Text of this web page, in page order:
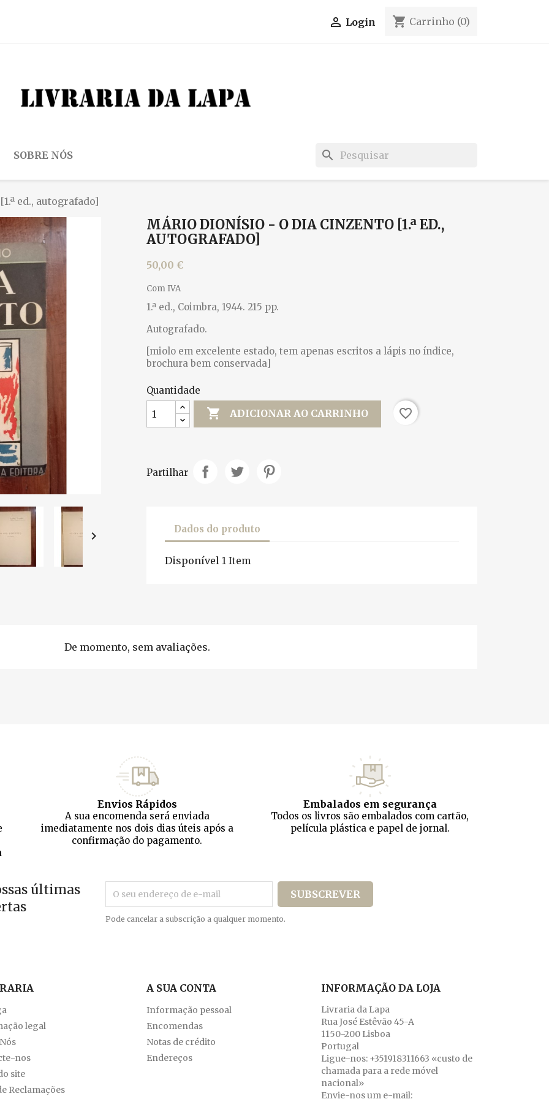
 Login shopping_cart Carrinho (0)
SOBRE NÓS search
ed., autografado]

MÁRIO DIONÍSIO - O DIA CINZENTO [1.ª ED.,
AUTOGRAFADO]
50,00 €
Com IVA
1.ª ed., Coimbra, 1944. 215 pp.
Autografado.
[miolo em excelente estado, tem apenas escritos a lápis no índice,
brochura bem conservada]
Quantidade
 ADICIONAR AO CARRINHO favorite_border
Partilhar
Dados do produto
Disponível 1 Item
De momento, sem avaliações.
Envios Rápidos
A sua encomenda será enviada
imediatamente nos dois dias úteis após a
confirmação do pagamento.
Embalados em segurança
Todos os livros são embalados com cartão,
película plástica e papel de jornal.
últimas
Pode cancelar a subscrição a qualquer momento.
legal
nos
site
Reclamações
A SUA CONTA
Informação pessoal
Encomendas
Notas de crédito
Endereços
INFORMAÇÃO DA LOJA
Livraria da Lapa
Rua José Estêvão 45-A
1150-200 Lisboa
Portugal
Ligue-nos: +351918311663 «custo de
chamada para a rede móvel
nacional»
Envie-nos um e-mail: